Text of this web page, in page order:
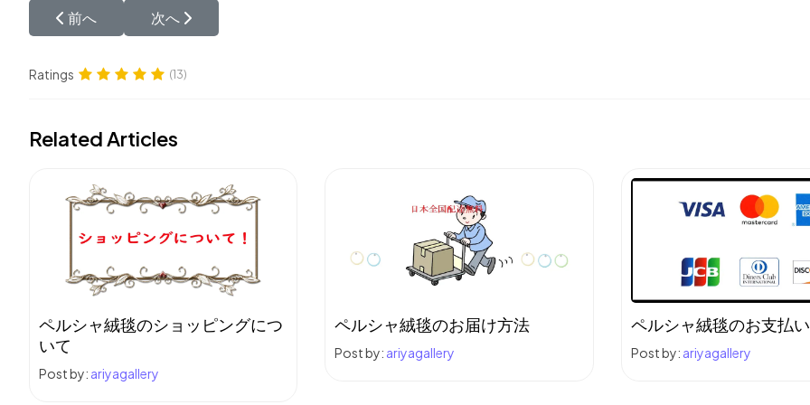
前の記事へ: ミニペルシャカーペットプレゼント
前へ 次の記事へ: ペルシャ絨毯のお届け方法
次へ
Ratings (13)
Related Articles
ペルシャ絨毯のショッピングにつ
いて
Post by: ariyagallery
ペルシャ絨毯のお届け方法
Post by: ariyagallery
ペルシャ絨毯のお支払
Post by: ariyagallery